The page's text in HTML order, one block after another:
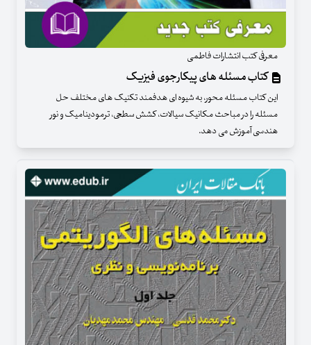
معرفی کتب انتشارات فاطمی
کتاب مسئله های پیکارجوی فیزیک
این کتاب مسئله محور، به شیوه ای هدفمند تکنیک های مختلف حل
مسئله را در مباحث مکانیک سیالات، کشش سطحی، ترمودینامیک و نور
هندسی آموزش می دهد.